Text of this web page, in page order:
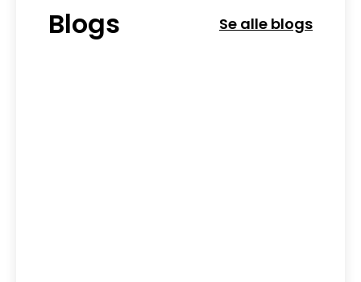
Blogs Se alle blogs